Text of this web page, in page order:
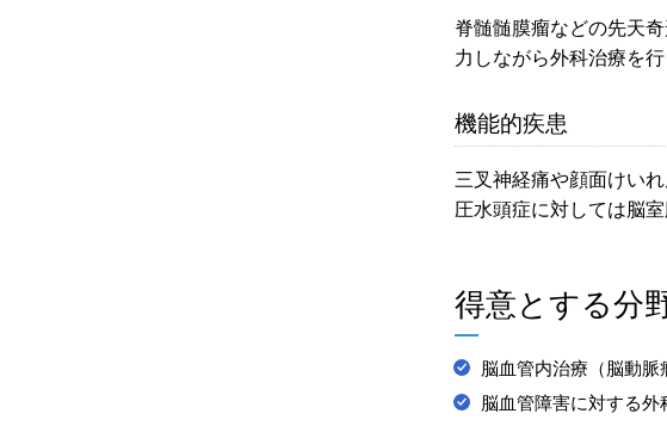
脊髄髄膜瘤などの先天
力しながら外科治療を行
機能的疾患
三叉神経痛や顔面けい
圧水頭症に対しては脳
得意とする分
脳血管内治療（脳動脈
脳血管障害に対する外